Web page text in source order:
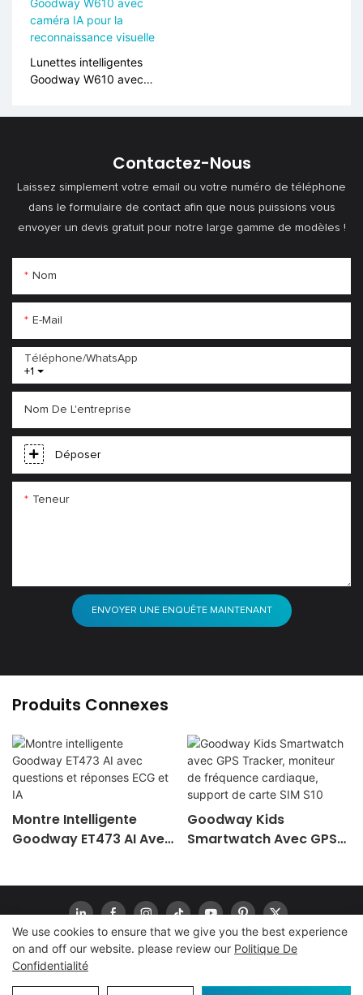
S10
Lunettes intelligentes
Goodway W610 avec
Contactez-Nous
Laissez simplement votre email ou votre numéro de téléphone
dans le formulaire de contact afin que nous puissions vous
envoyer un devis gratuit pour notre large gamme de modèles !
Nom
E-Mail
+1
Téléphone/WhatsApp
Nom De L'entreprise
Déposer
Teneur
ENVOYER UNE ENQUÊTE MAINTENANT
Produits Connexes
Montre Intelligente
Goodway ET473 AI Avec
Goodway Kids
Smartwatch Avec GPS
Support De Carte SIM
S10
Droit d'auteur© 2024
We use cookies to ensure that we give you the best experience
on and off our website. please review our Politique De
Confidentialité